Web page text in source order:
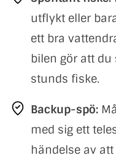
utflykt eller
ett bra
bilen gör att
stunds fiske.
Backup-spö:
med sig ett
händelse av